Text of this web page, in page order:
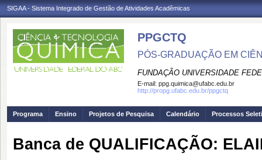
SIGAA - Sistema Integrado de Gestão de Atividades Acadêmicas
PPGCTQ
PÓS-GRADUAÇÃO EM
FUNDAÇÃO UNIVERSIDADE
E-mail: ppg.quimica@ufabc.edu.br
http://propg.ufabc.edu.br/ppgctq
Programa Ensino Projetos de Pesquisa Calendário Processos
Banca de QUALIFICAÇÃO: